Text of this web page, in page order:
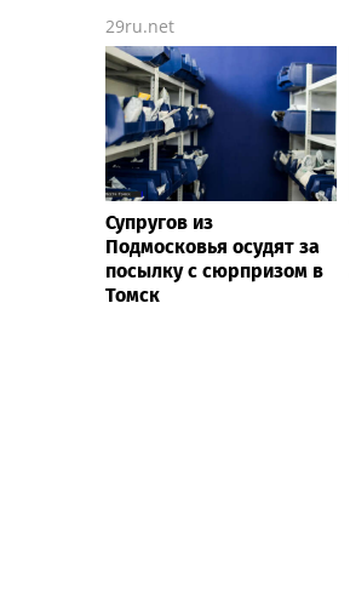
29ru.net
Супругов из
Подмосковья осудят за
посылку с сюрпризом в
Томск